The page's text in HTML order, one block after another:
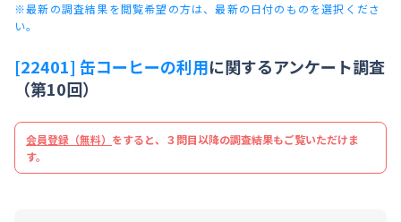
※最新の調査結果を閲覧希望の方は、最新の日付のものを選択くださ
い。
[22401] 缶コーヒーの利用に関するアンケート調査
（第10回）
会員登録（無料） をすると、３問目以降の調査結果もご覧いただけま
す。